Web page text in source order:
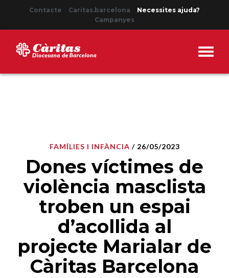
Contacte Caritas.barcelona
Necessites ajuda?
Campanyes
FAMÍLIES I INFÀNCIA / 26/05/2023
Dones víctimes de
violència masclista
troben un espai
d’acollida al
projecte Marialar de
Càritas Barcelona